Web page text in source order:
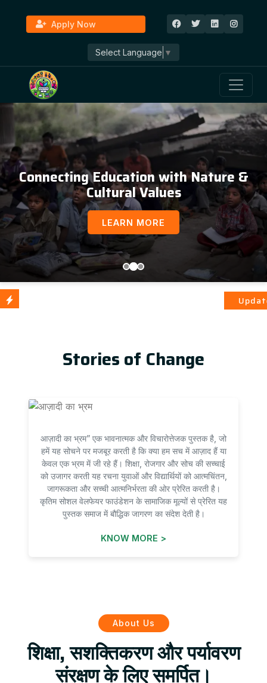
Apply Now
Select Language ▼
Education, Awareness & Social
Development
LEARN MORE
आज़ादी का भ्रम
Stories of Change
आज़ादी का भ्रम” एक भावनात्मक और विचारोत्तेजक पुस्तक है, जो
हमें यह सोचने पर मजबूर करती है कि क्या हम सच में आज़ाद हैं या
केवल एक भ्रम में जी रहे हैं। शिक्षा, रोजगार और सोच की सच्चाई
को उजागर करती यह रचना युवाओं और विद्यार्थियों को आत्मचिंतन,
जागरूकता और सच्ची आत्मनिर्भरता की ओर प्रेरित करती है।
कृतिम सोशल वेलफेयर फाउंडेशन के सामाजिक मूल्यों से प्रेरित यह
पुस्तक समाज में बौद्धिक जागरण का संदेश देती है।
KNOW MORE >
About Us
शिक्षा, सशक्तिकरण और पर्यावरण
संरक्षण के लिए समर्पित।